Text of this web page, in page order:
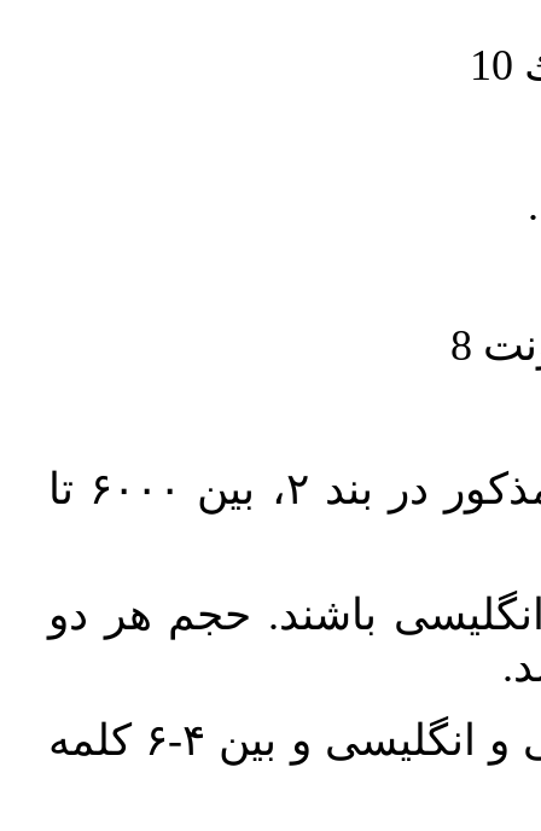
حجم کل مقاله با احتساب تمام بخش‌های مذکور در بند ۲، بین ۶۰۰۰ تا
باشند. حجم هر دو
واژگان کلیدی بلافاصله پس از چکیده فارسی و انگلیسی و بین ۴-۶ کلمه